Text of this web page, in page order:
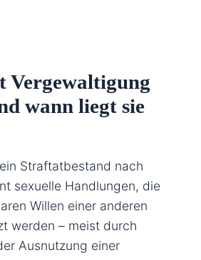
Vergewaltigung
wann liegt sie
Straftatbestand nach
sexuelle Handlungen, die
Willen einer anderen
werden – meist durch
Ausnutzung einer